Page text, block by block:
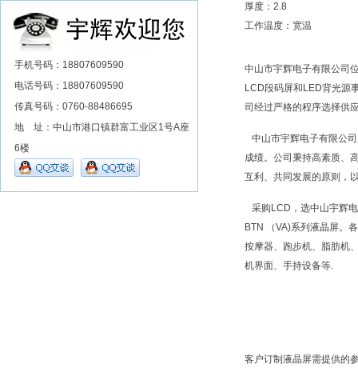
厚度：2.8
工作温度：宽温
中山市宇辉电子有限公司
LCD段码屏和LED背光源
司经过严格的程序选择供
中山市宇辉电子有限公
成绩。公司秉持高素质、
互利、共同发展的原则，
采购LCD，选中山宇辉
BTN （VA)系列液晶屏。
按摩器、跑步机、脂肪机
机界面、手持设备等.
客户订制液晶屏需提供的
手机号码：18807609590
电话号码：18807609590
传真号码：0760-88486695
地 址：中山市港口镇群富工业区1号A座
6楼